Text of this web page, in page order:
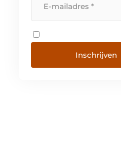
Inschrijven